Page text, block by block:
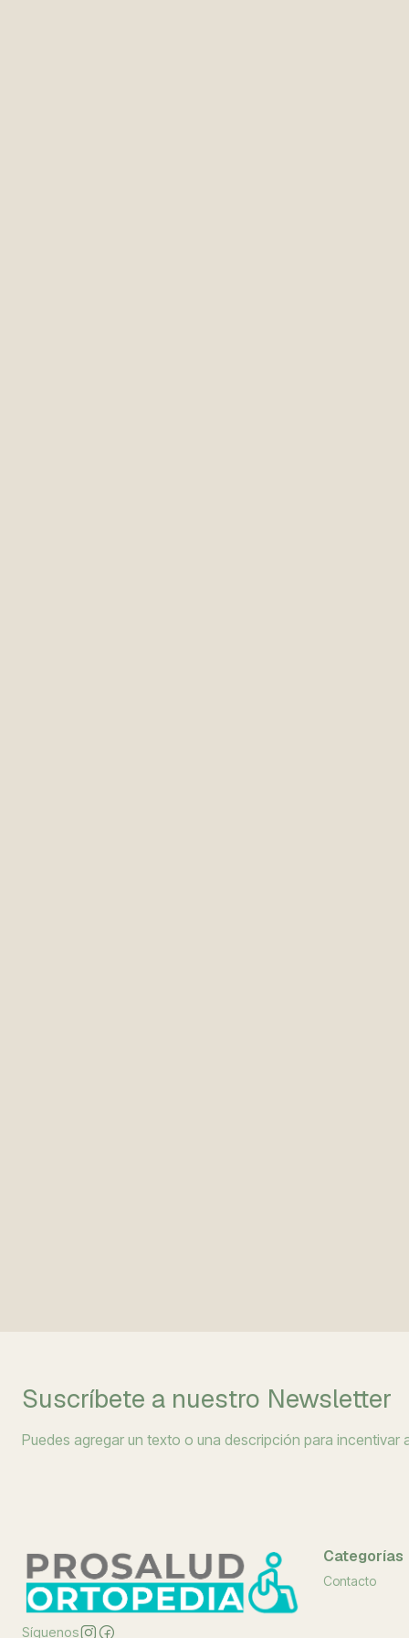
Suscríbete a nuestro Newsletter
Puedes agregar un texto o una descripción para incentivar
Síguenos
Categorías
Contacto